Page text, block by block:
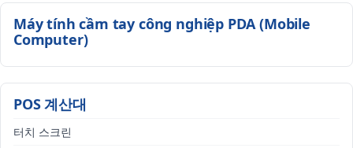
Máy tính cầm tay công nghiệp PDA (Mobile
Computer)
POS 계산대
터치 스크린